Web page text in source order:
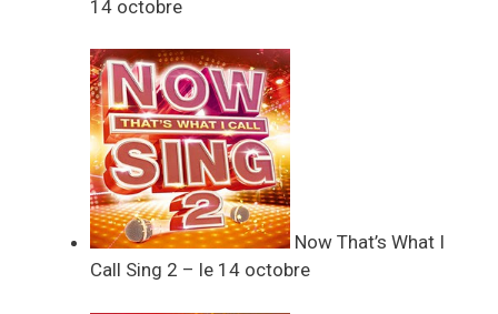
14 octobre
Now That’s What I
Call Sing 2 – le 14 octobre